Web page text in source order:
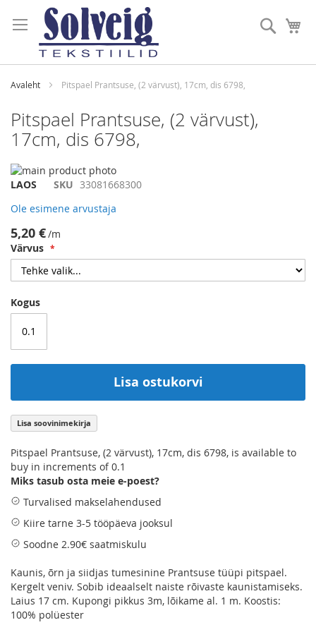
to
Content
Otsi
Avaleht Pitspael Prantsuse, (2 värvust), 17cm, dis 6798,
Pitspael Prantsuse, (2 värvust),
17cm, dis 6798,
Skip
to
end
of
the
images
gallery
Skip
the
beginning
of
the
images
gallery
LAOS SKU 33081668300
Ole esimene arvustaja
5,20 €/m
Värvus
Kogus
Lisa ostukorvi
Lisa soovinimekirja
Pitspael Prantsuse, (2 värvust), 17cm, dis 6798, is available to
buy in increments of 0.1
Miks tasub osta meie e-poest?
Turvalised makselahendused
Kiire tarne 3-5 tööpäeva jooksul
Soodne 2.90€ saatmiskulu
Kaunis, õrn ja siidjas tumesinine Prantsuse tüüpi pitspael.
Kergelt veniv. Sobib ideaalselt naiste rõivaste kaunistamiseks.
Laius 17 cm. Kupongi pikkus 3m, lõikame al. 1 m. Koostis:
100% polüester